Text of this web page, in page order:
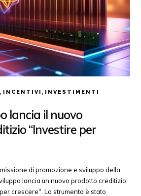
, INCENTIVI, INVESTIMENTI
lancia il nuovo
“Investire per
di promozione e sviluppo della
lancia un nuovo prodotto creditizio
crescere". Lo strumento è stato